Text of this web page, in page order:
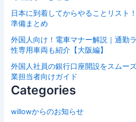
日本に到着してからやることリスト
準備まとめ
外国人向け！電車マナー解説｜通勤
性専用車両も紹介【大阪編】
外国人社員の銀行口座開設をスムー
業担当者向けガイド
Categories
willowからのお知らせ